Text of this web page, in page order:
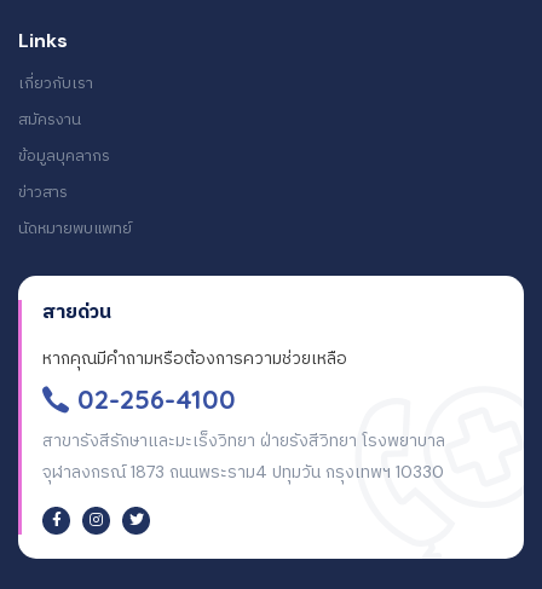
Links
เกี่ยวกับเรา
สมัครงาน
ข้อมูลบุคลากร
ข่าวสาร
นัดหมายพบแพทย์
สายด่วน
หากคุณมีคำถามหรือต้องการความช่วยเหลือ
02-256-4100
สาขารังสีรักษาและมะเร็งวิทยา ฝ่ายรังสีวิทยา โรงพยาบาล
จุฬาลงกรณ์ 1873 ถนนพระราม4 ปทุมวัน กรุงเทพฯ 10330